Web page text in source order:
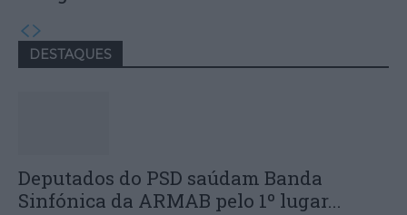
DESTAQUES
Deputados do PSD saúdam Banda
Sinfónica da ARMAB pelo 1º lugar...